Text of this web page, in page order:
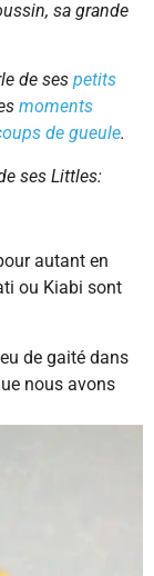
sa grande
de ses petits
moments
de gueule.
ses Littles:
autant en
ou Kiabi sont
de gaité dans
nous avons